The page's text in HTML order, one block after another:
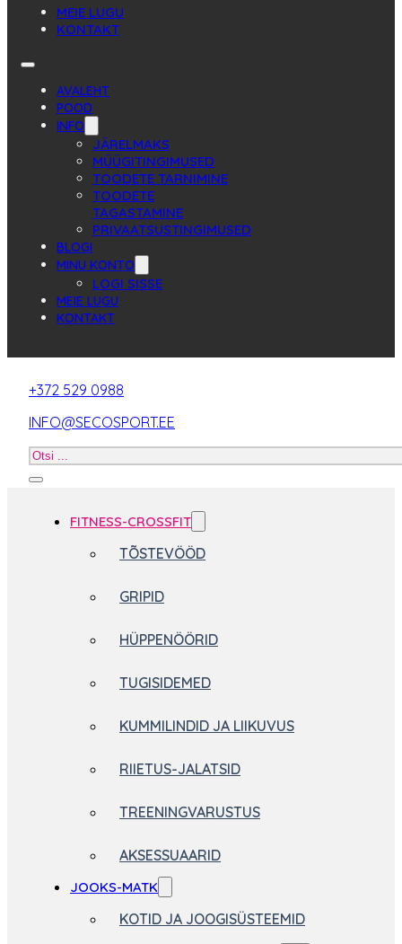
MEIE LUGU
KONTAKT
AVALEHT
POOD
INFO
JÄRELMAKS
MÜÜGITINGIMUSED
TOODETE TARNIMINE
TOODETE
TAGASTAMINE
PRIVAATSUSTINGIMUSED
BLOGI
MINU KONTO
LOGI SISSE
MEIE LUGU
KONTAKT
+372 529 0988
INFO@SECOSPORT.EE
Otsi
FITNESS-CROSSFIT
TÕSTEVÖÖD
GRIPID
HÜPPENÖÖRID
TUGISIDEMED
KUMMILINDID JA LIIKUVUS
RIIETUS-JALATSID
TREENINGVARUSTUS
AKSESSUAARID
JOOKS-MATK
KOTID JA JOOGISÜSTEEMID